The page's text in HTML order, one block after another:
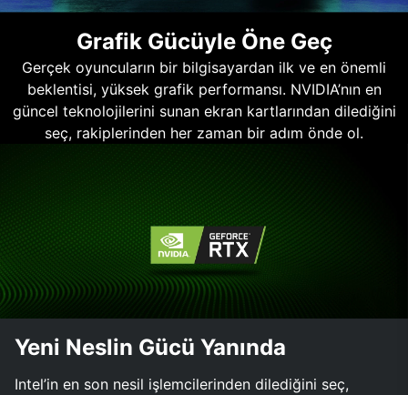
Grafik Gücüyle Öne Geç
Gerçek oyuncuların bir bilgisayardan ilk ve en önemli
beklentisi, yüksek grafik performansı. NVIDIA’nın en
güncel teknolojilerini sunan ekran kartlarından dilediğini
seç, rakiplerinden her zaman bir adım önde ol.
Yeni Neslin Gücü Yanında
Intel’in en son nesil işlemcilerinden dilediğini seç,